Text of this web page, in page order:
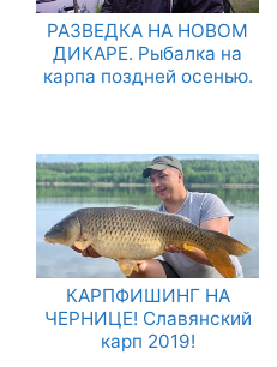
РАЗВЕДКА НА НОВОМ
ДИКАРЕ. Рыбалка на
карпа поздней осенью.
КАРПФИШИНГ НА
ЧЕРНИЦЕ! Славянский
карп 2019!